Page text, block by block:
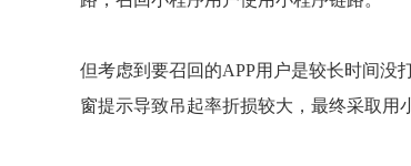
但考虑到要召回的APP用户是较长时间没
窗提示导致吊起率折损较大，最终采取用